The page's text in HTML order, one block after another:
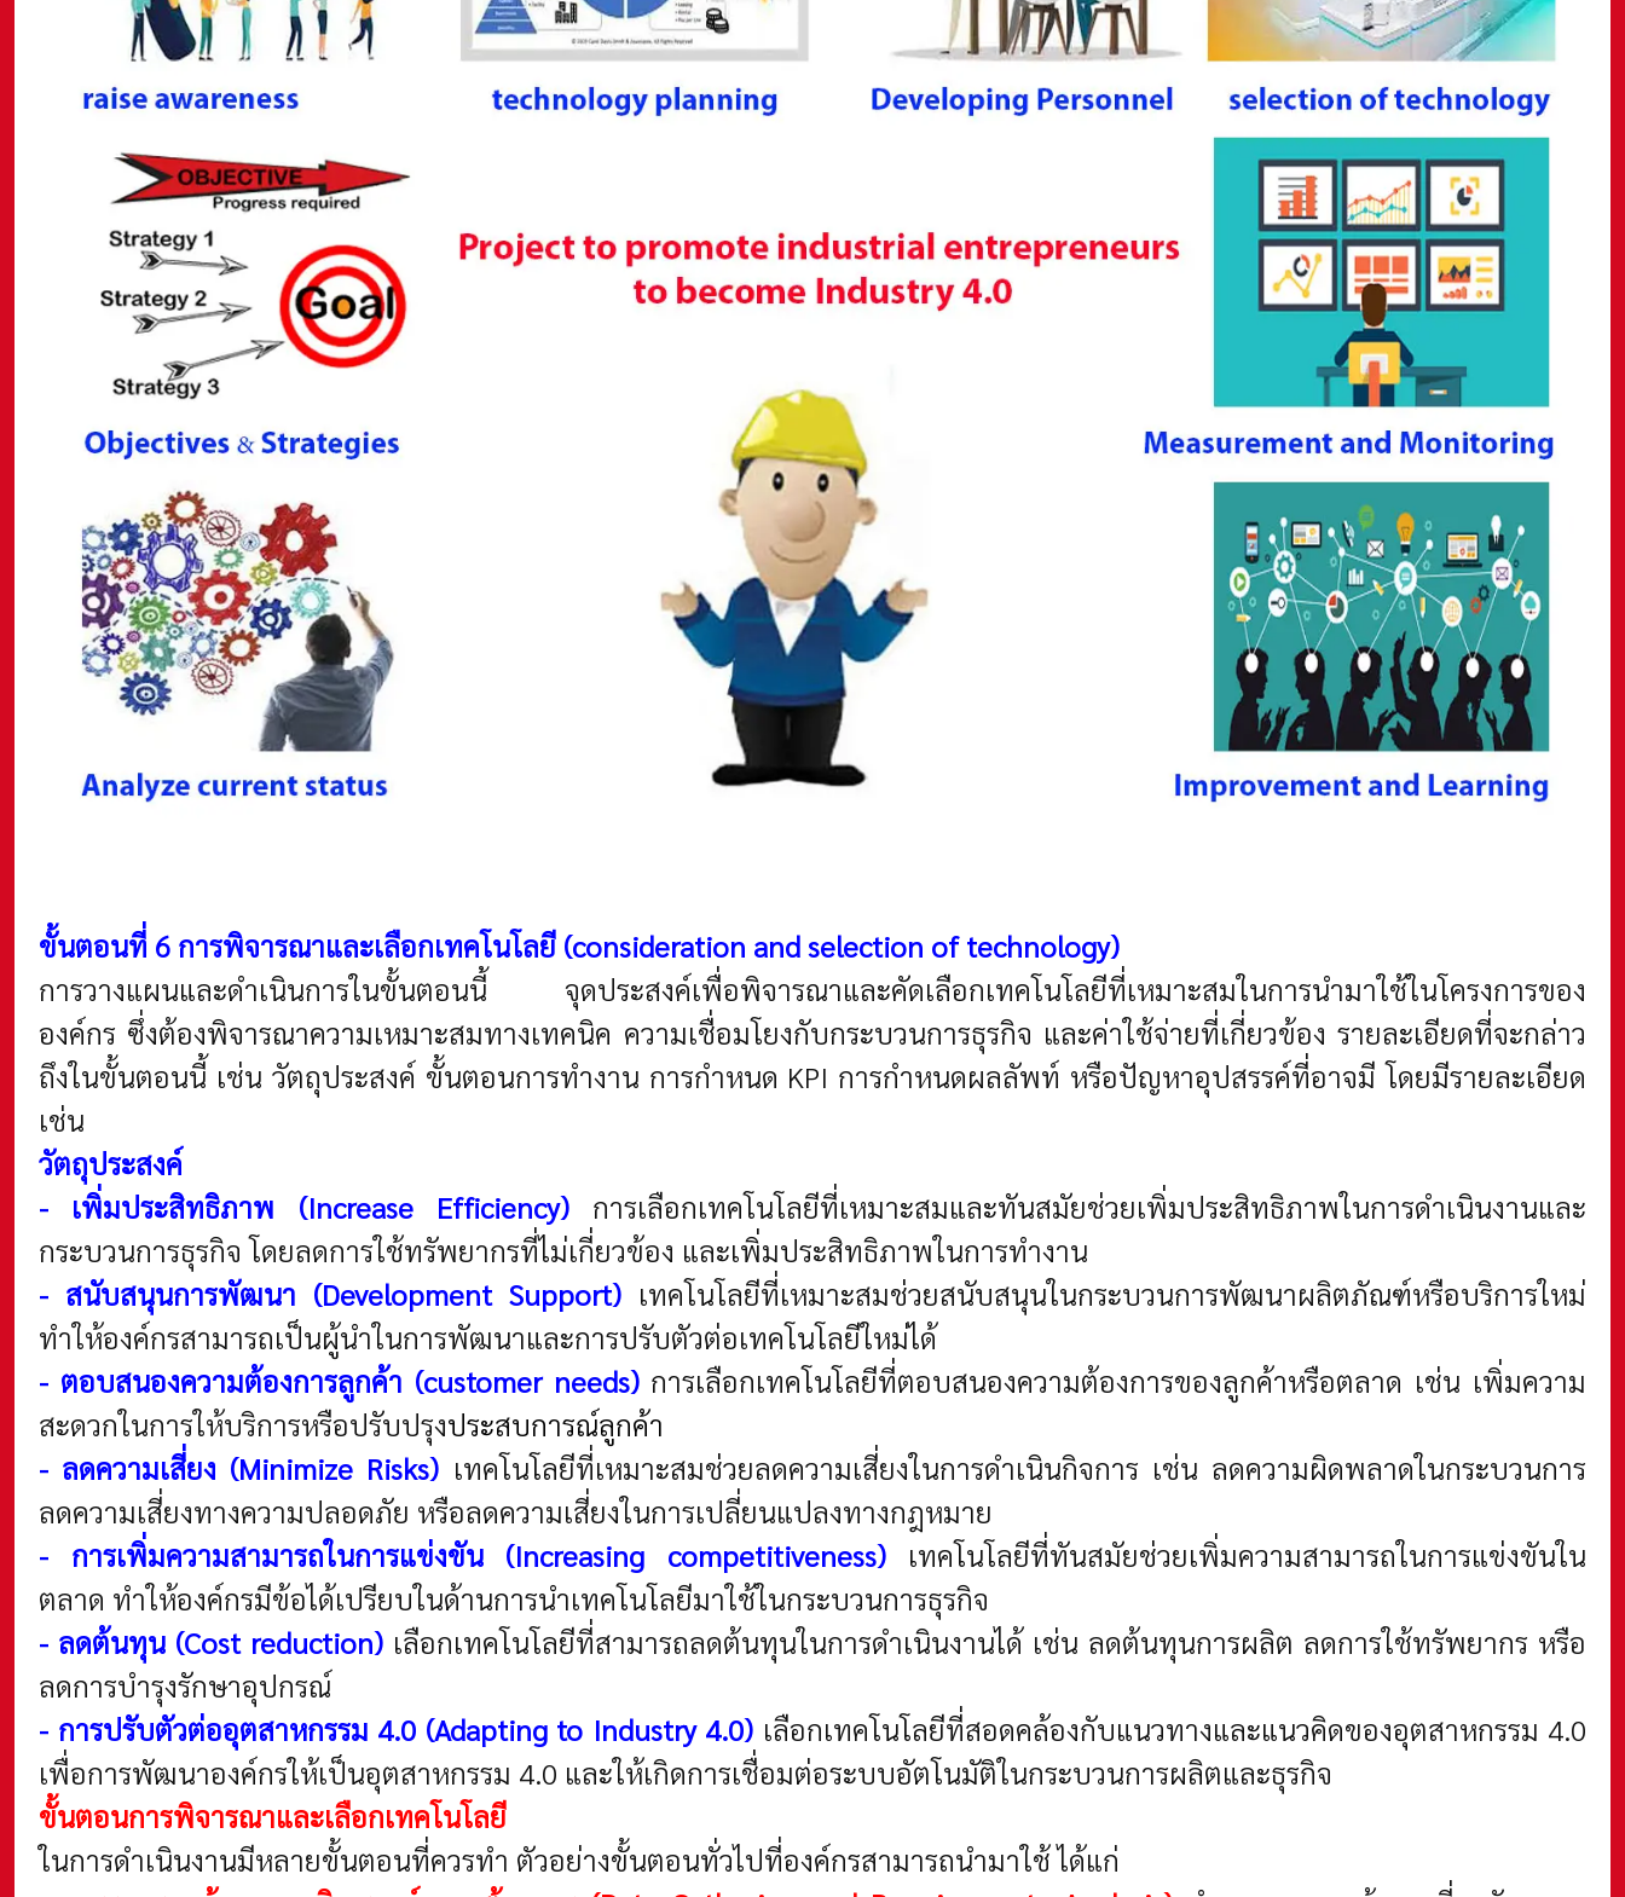
ขั้นตอนที่ 6 การพิจารณาและเลือกเทคโนโลยี (consideration and selection of technology)
การวางแผนและดำเนินการในขั้นตอนนี้ จุดประสงค์เพื่อพิจารณาและคัดเลือกเทคโนโลยีที่เหมาะสมในการนำมาใช้ในโครงการของ
องค์กร ซึ่งต้องพิจารณาความเหมาะสมทางเทคนิค ความเชื่อมโยงกับกระบวนการธุรกิจ และค่าใช้จ่ายที่เกี่ยวข้อง รายละเอียดที่จะกล่าว
ถึงในขั้นตอนนี้ เช่น วัตถุประสงค์ ขั้นตอนการทำงาน การกำหนด KPI การกำหนดผลลัพท์ หรือปัญหาอุปสรรค์ที่อาจมี โดยมีรายละเอียด
เช่น
วัตถุประสงค์
- เพิ่มประสิทธิภาพ (Increase Efficiency)
การเลือกเทคโนโลยีที่เหมาะสมและทันสมัยช่วยเพิ่มประสิทธิภาพในการดำเนินงานและ
กระบวนการธุรกิจ โดยลดการใช้ทรัพยากรที่ไม่เกี่ยวข้อง และเพิ่มประสิทธิภาพในการทำงาน
- สนับสนุนการพัฒนา (Development Support) เทคโนโลยีที่เหมาะสมช่วยสนับสนุนในกระบวนการพัฒนาผลิตภัณฑ์หรือบริการใหม่
ทำให้องค์กรสามารถเป็นผู้นำในการพัฒนาและการปรับตัวต่อเทคโนโลยีใหม่ได้
- ตอบสนองความต้องการลูกค้า (customer needs)การเลือกเทคโนโลยีที่ตอบสนองความต้องการของลูกค้าหรือตลาด เช่น เพิ่มความ
สะดวกในการให้บริการหรือปรับปรุงประสบการณ์ลูกค้า
- ลดความเสี่ยง (Minimize Risks) เทคโนโลยีที่เหมาะสมช่วยลดความเสี่ยงในการดำเนินกิจการ เช่น ลดความผิดพลาดในกระบวนการ
ลดความเสี่ยงทางความปลอดภัย หรือลดความเสี่ยงในการเปลี่ยนแปลงทางกฎหมาย
- การเพิ่มความสามารถในการแข่งขัน (Increasing competitiveness)เทคโนโลยีที่ทันสมัยช่วยเพิ่มความสามารถในการแข่งขันใน
ตลาด ทำให้องค์กรมีข้อได้เปรียบในด้านการนำเทคโนโลยีมาใช้ในกระบวนการธุรกิจ
- ลดต้นทุน (Cost reduction) เลือกเทคโนโลยีที่สามารถลดต้นทุนในการดำเนินงานได้ เช่น ลดต้นทุนการผลิต ลดการใช้ทรัพยากร หรือ
ลดการบำรุงรักษาอุปกรณ์
- การปรับตัวต่ออุตสาหกรรม 4.0 (Adapting to Industry 4.0) เลือกเทคโนโลยีที่สอดคล้องกับแนวทางและแนวคิดของอุตสาหกรรม 4.0
เพื่อการพัฒนาองค์กรให้เป็นอุตสาหกรรม 4.0 และให้เกิดการเชื่อมต่อระบบอัตโนมัติในกระบวนการผลิตและธุรกิจ
ขั้นตอนการพิจารณาและเลือกเทคโนโลยี
ในการดำเนินงานมีหลายขั้นตอนที่ควรทำ ตัวอย่างขั้นตอนทั่วไปที่องค์กรสามารถนำมาใช้ ได้แก่